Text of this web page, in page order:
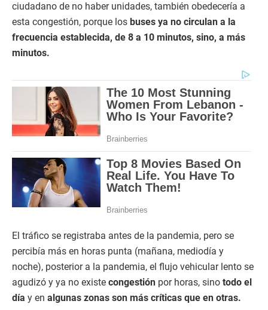
ciudadano de no haber unidades, también obedecería a
esta congestión, porque los buses ya no circulan a la
frecuencia establecida, de 8 a 10 minutos, sino, a más
minutos.
El tráfico se registraba antes de la pandemia, pero se
percibía más en horas punta (mañana, mediodía y
noche), posterior a la pandemia, el flujo vehicular lento se
agudizó y ya no existe congestión por horas, sino todo el
día y en algunas zonas son más críticas que en otras.